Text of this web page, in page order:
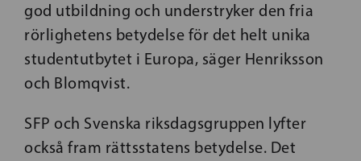
god utbildning och understryker den fria
rörlighetens betydelse för det helt unika
studentutbytet i Europa, säger Henriksson
och Blomqvist.
SFP och Svenska riksdagsgruppen lyfter
också fram rättsstatens betydelse. Det